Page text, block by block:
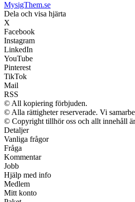
MysigThem.se
Dela och visa hjärta
X
Facebook
Instagram
LinkedIn
YouTube
Pinterest
TikTok
Mail
RSS
© All kopiering förbjuden.
© Alla rättigheter reserverade. Vi
© Copyright tillhör oss och allt innehåll
Detaljer
Vanliga frågor
Fråga
Kommentar
Jobb
Hjälp med info
Medlem
Mitt konto